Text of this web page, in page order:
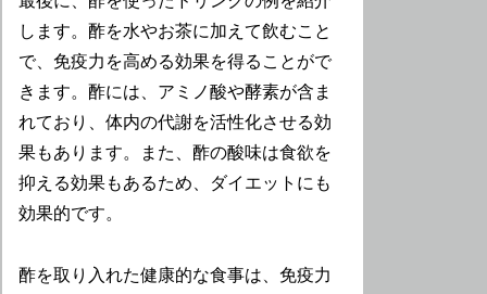
します。酢を水やお茶に加えて飲むこと
で、免疫力を高める効果を得ることがで
きます。酢には、アミノ酸や酵素が含ま
れており、体内の代謝を活性化させる効
果もあります。また、酢の酸味は食欲を
抑える効果もあるため、ダイエットにも
効果的です。
酢を取り入れた健康的な食事は、免疫力